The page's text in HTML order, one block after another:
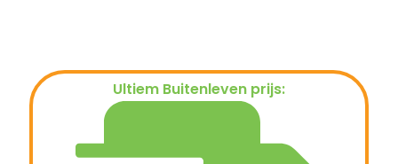
Ultiem Buitenleven prijs:
6.599,00